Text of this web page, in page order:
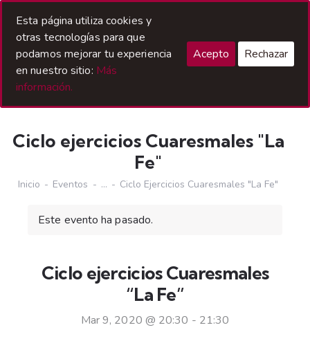
Ciclo ejercicios Cuaresmales "La
Fe"
Inicio Eventos ... Ciclo Ejercicios Cuaresmales "La Fe"
Este evento ha pasado.
Ciclo ejercicios Cuaresmales
“La Fe”
Mar 9, 2020 @ 20:30 - 21:30
Esta página utiliza cookies y
otras tecnologías para que
podamos mejorar tu experiencia
en nuestro sitio: Más
información.
Acepto Rechazar